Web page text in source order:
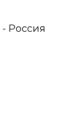
- Россия